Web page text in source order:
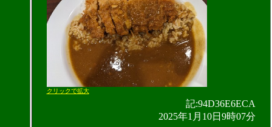
クリックで拡大
記:94D36E6ECA
2025年1月10日9時07分